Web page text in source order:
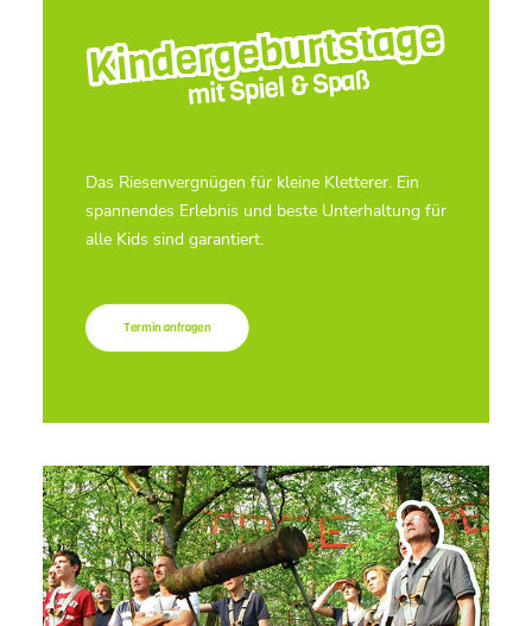
Das Riesenvergnügen für kleine Kletterer. Ein
spannendes Erlebnis und beste Unterhaltung für
alle Kids sind garantiert.
Termin anfragen